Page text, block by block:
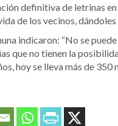
definitiva de letrinas
de los vecinos,
indicaron: “No se
que no tienen la
hoy se lleva más de